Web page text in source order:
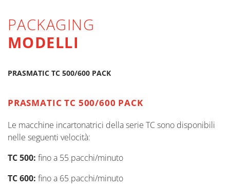
PACKAGING
MODELLI
PRASMATIC TC 500/600 PACK
PRASMATIC TC 500/600 PACK
Le macchine incartonatrici della serie TC sono disponibili
nelle seguenti velocità:
TC 500: fino a 55 pacchi/minuto
TC 600: fino a 65 pacchi/minuto